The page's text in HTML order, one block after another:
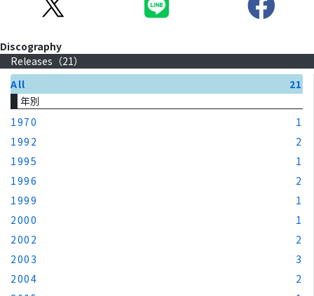
Discography
Releases（21）
All
21
年別
1970
1
1992
2
1995
1
1996
2
1999
1
2000
1
2002
2
2003
3
2004
2